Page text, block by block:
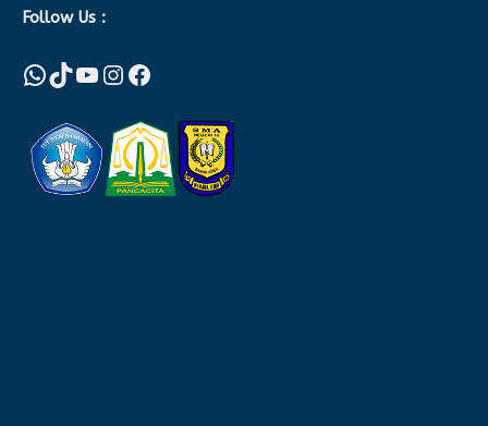
Follow Us :
WhatsApp
TikTok
YouTube
Instagram
Facebook